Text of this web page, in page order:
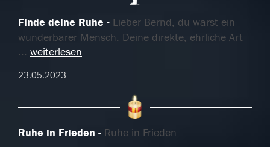
Finde deine Ruhe
Lieber Bernd, du warst ein
wunderbarer Mensch. Deine direkte, ehrliche Art
... weiterlesen
23.05.2023
Ruhe in Frieden Ruhe in Frieden